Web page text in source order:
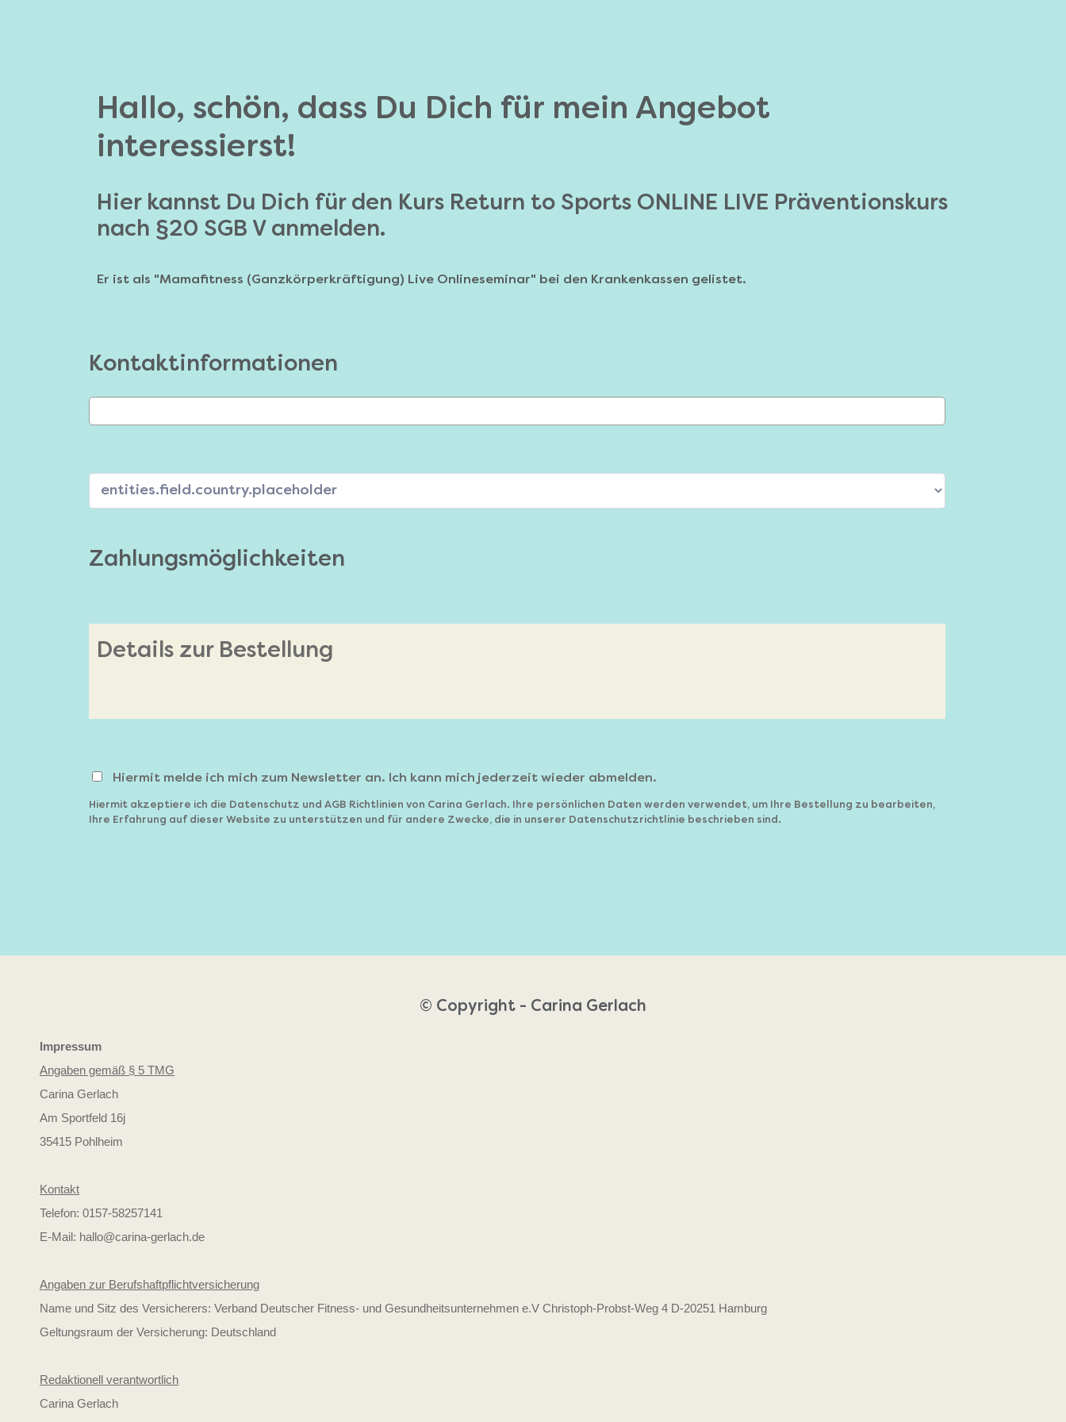
Hallo, schön, dass Du Dich für mein Angebot
interessierst!
Hier kannst Du Dich für den Kurs Return to Sports ONLINE LIVE Präventionskurs
nach §20 SGB V anmelden.
Er ist als "Mamafitness (Ganzkörperkräftigung) Live Onlineseminar" bei den Krankenkassen gelistet.
Kontaktinformationen
Zahlungsmöglichkeiten
Details zur Bestellung
Hiermit melde ich mich zum Newsletter an. Ich kann mich jederzeit wieder abmelden.
Hiermit akzeptiere ich die Datenschutz und AGB Richtlinien von Carina Gerlach. Ihre persönlichen Daten werden verwendet, um Ihre Bestellung zu bearbeiten,
Ihre Erfahrung auf dieser Website zu unterstützen und für andere Zwecke, die in unserer Datenschutzrichtlinie beschrieben sind.
© Copyright - Carina Gerlach
Impressum
Angaben gemäß § 5 TMG
Carina Gerlach
Am Sportfeld 16j
35415 Pohlheim
Kontakt
Telefon: 0157-58257141
E-Mail: hallo@carina-gerlach.de
Angaben zur Berufs­haftpflicht­versicherung
Name und Sitz des Versicherers: Verband Deutscher Fitness- und Gesundheitsunternehmen e.V Christoph-Probst-Weg 4 D-20251 Hamburg
Geltungsraum der Versicherung: Deutschland
Redaktionell verantwortlich
Carina Gerlach